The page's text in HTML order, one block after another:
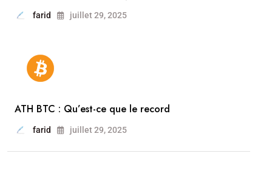
farid juillet 29, 2025
ATH BTC : Qu’est-ce que le record
farid juillet 29, 2025